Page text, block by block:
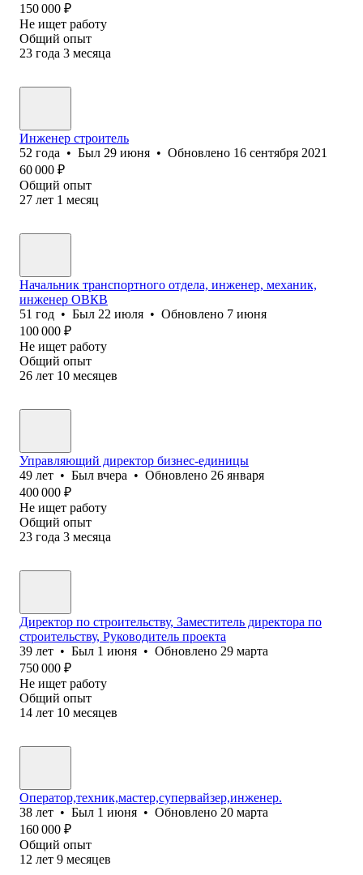
150 000 ₽
Не ищет работу
Общий опыт
23 года 3 месяца
Инженер строитель
52 года • Был 29 июня • Обновлено 16 сентября 2021
60 000 ₽
Общий опыт
27 лет 1 месяц
Начальник транспортного отдела, инженер, механик,
инженер ОВКВ
51 год • Был 22 июля • Обновлено 7 июня
100 000 ₽
Не ищет работу
Общий опыт
26 лет 10 месяцев
Управляющий директор бизнес-единицы
49 лет • Был вчера • Обновлено 26 января
400 000 ₽
Не ищет работу
Общий опыт
23 года 3 месяца
Директор по строительству, Заместитель директора по
строительству, Руководитель проекта
39 лет • Был 1 июня • Обновлено 29 марта
750 000 ₽
Не ищет работу
Общий опыт
14 лет 10 месяцев
Оператор,техник,мастер,супервайзер,инженер.
38 лет • Был 1 июня • Обновлено 20 марта
160 000 ₽
Общий опыт
12 лет 9 месяцев